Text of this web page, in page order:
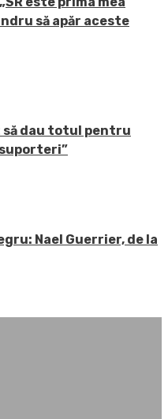
să apăr aceste
să dau totul pentru
Nael Guerrier, de la